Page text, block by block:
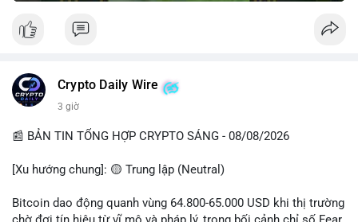
Crypto Daily Wire
3 giờ
📰 BẢN TIN TỔNG HỢP CRYPTO SÁNG - 08/08/2026
[Xu hướng chung]: 🟡 Trung lập (Neutral)
Bitcoin dao động quanh vùng 64.800-65.000 USD khi thị trường